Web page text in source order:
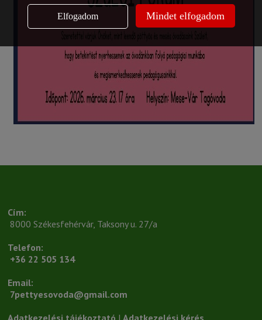
Cím:
8000 Székesfehérvár, Taksony u. 27/a
Telefon:
+36 22 505 134
Email:
7pettyesovoda@gmail.com
Adatkezelési tájékoztató | Adatkezelési kérés
Elfogadom Mindet elfogadom